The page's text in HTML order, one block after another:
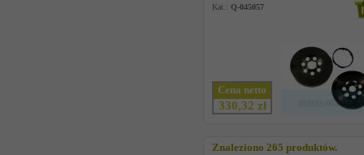
Kat.: Q-045057
Cena netto
330,32 zł
Znaleziono 265 produktów.